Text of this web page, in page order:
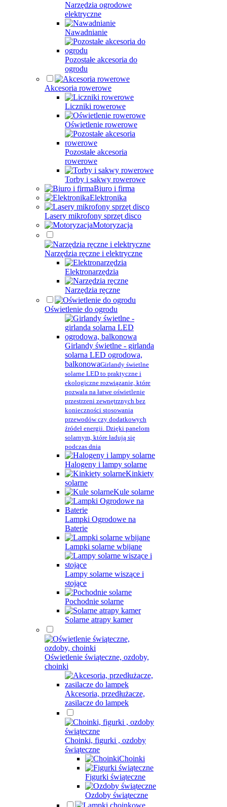
Narzędzia ogrodowe
elektryczne
Nawadnianie
Pozostałe akcesoria do
ogrodu
Akcesoria rowerowe
Liczniki rowerowe
Oświetlenie rowerowe
Pozostałe akcesoria
rowerowe
Torby i sakwy rowerowe
Biuro i firma
Elektronika
Lasery mikrofony sprzęt disco
Motoryzacja
Narzędzia ręczne i elektryczne
Elektronarzędzia
Narzędzia ręczne
Oświetlenie do ogrodu
Girlandy świetlne - girlanda
solarna LED ogrodowa,
balkonowaGirlandy świetlne
solarne LED to praktyczne i
ekologiczne rozwiązanie, które
pozwala na łatwe oświetlenie
przestrzeni zewnętrznych bez
konieczności stosowania
przewodów czy dodatkowych
źródeł energii. Dzięki panelom
solarnym, które ładują się
podczas dnia
Halogeny i lampy solarne
Kinkiety
solarne
Kule solarne
Lampki Ogrodowe na
Baterie
Lampki solarne wbijane
Lampy solarne wiszące i
stojące
Pochodnie solarne
Solarne atrapy kamer
Oświetlenie świąteczne, ozdoby,
choinki
Akcesoria, przedłużacze,
zasilacze do lampek
Choinki, figurki , ozdoby
świąteczne
Choinki
Figurki świąteczne
Ozdoby świąteczne